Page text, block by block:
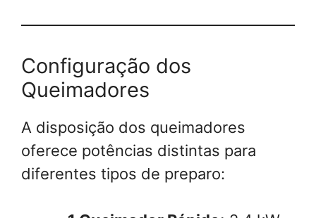
Configuração dos
Queimadores
A disposição dos queimadores
oferece potências distintas para
diferentes tipos de preparo: